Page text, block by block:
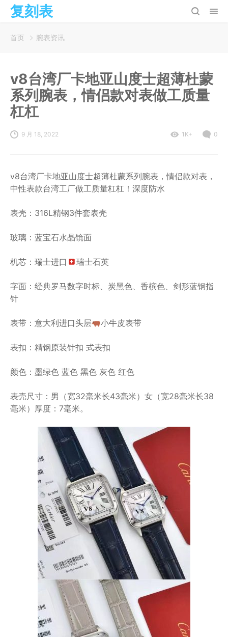
复刻表
首页 腕表资讯
v8台湾厂卡地亚山度士超薄杜蒙
系列腕表，情侣款对表做工质量
杠杠
9 月 18, 2022 1K+ 0
v8台湾厂卡地亚山度士超薄杜蒙系列腕表，情侣款对表，
中性表款台湾工厂做工质量杠杠！深度防水
表壳：316L精钢3件套表壳
玻璃：蓝宝石水晶镜面
机芯：瑞士进口 瑞士石英
字面：经典罗马数字时标、炭黑色、香槟色、剑形蓝钢指
针
表带：意大利进口头层 小牛皮表带
表扣：精钢原装针扣 式表扣
颜色：墨绿色 蓝色 黑色 灰色 红色
表壳尺寸：男（宽32毫米长43毫米）女（宽28毫米长38
毫米）厚度：7毫米。